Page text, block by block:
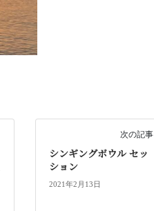
次の記事
シンギングボウル セッ
ション
2021年2月13日